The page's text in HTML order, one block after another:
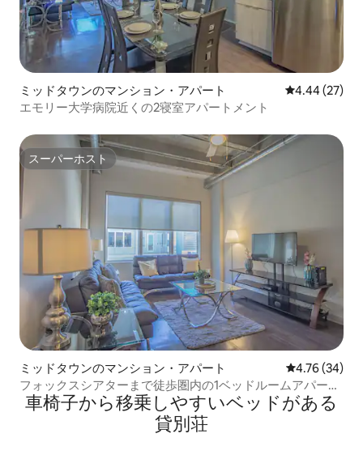
ミッドタウンのマンション・アパート レビュー27
4.44 (27)
エモリー大学病院近くの2寝室アパートメント
スーパーホスト
スーパーホスト
ミッドタウンのマンション・アパート レビュー34
4.76 (34)
フォックスシアターまで徒歩圏内の1ベッドルームアパート
メント
車椅子から移乗しやすいベッドがある
貸別荘